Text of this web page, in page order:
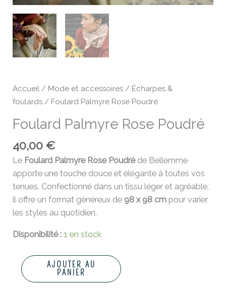
Accueil / Mode et accessoires / Écharpes &
foulards / Foulard Palmyre Rose Poudré
Foulard Palmyre Rose Poudré
40,00€
Le Foulard Palmyre Rose Poudréde Bellemme
apporte une touche douce et élégante à toutes vos
tenues. Confectionné dans un tissu léger et agréable,
il offre un format généreux de 98 x 98 cm pour varier
les styles au quotidien.
Disponibilité : 1 en stock
AJOUTER AU
PANIER